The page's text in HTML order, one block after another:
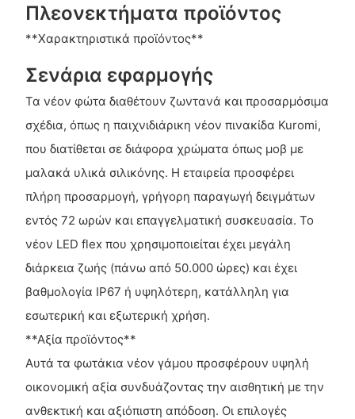
Πλεονεκτήματα προϊόντος
**Χαρακτηριστικά προϊόντος**
Σενάρια εφαρμογής
Τα νέον φώτα διαθέτουν ζωντανά και προσαρμόσιμα
σχέδια, όπως η παιχνιδιάρικη νέον πινακίδα Kuromi,
που διατίθεται σε διάφορα χρώματα όπως μοβ με
μαλακά υλικά σιλικόνης. Η εταιρεία προσφέρει
πλήρη προσαρμογή, γρήγορη παραγωγή δειγμάτων
εντός 72 ωρών και επαγγελματική συσκευασία. Το
νέον LED flex που χρησιμοποιείται έχει μεγάλη
διάρκεια ζωής (πάνω από 50.000 ώρες) και έχει
βαθμολογία IP67 ή υψηλότερη, κατάλληλη για
εσωτερική και εξωτερική χρήση.
**Αξία προϊόντος**
Αυτά τα φωτάκια νέον γάμου προσφέρουν υψηλή
οικονομική αξία συνδυάζοντας την αισθητική με την
ανθεκτική και αξιόπιστη απόδοση. Οι επιλογές